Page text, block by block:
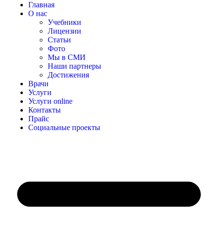
Главная
О нас
Учебники
Лицензии
Статьи
Фото
Мы в СМИ
Наши партнеры
Достижения
Врачи
Услуги
Услуги online
Контакты
Прайс
Социальные проекты